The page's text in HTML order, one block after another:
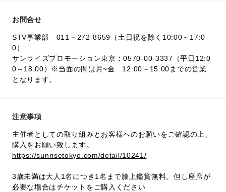
お問合せ
STV事業部 011－272-8659（土日祝を除く10:00～17:0
0）
サンライズプロモーション東京：0570-00-3337（平日12:0
0～18:00）※当面の間は月~金 12:00～15:00までの営業
となります。
注意事項
主催者としての取り組みとお客様へのお願いをご確認の上、
購入をお願い致します。
https://sunrisetokyo.com/detail/10241/
3歳未満は大人1名につき1名まで膝上鑑賞無料。但し座席が
必要な場合はチケットをご購入ください